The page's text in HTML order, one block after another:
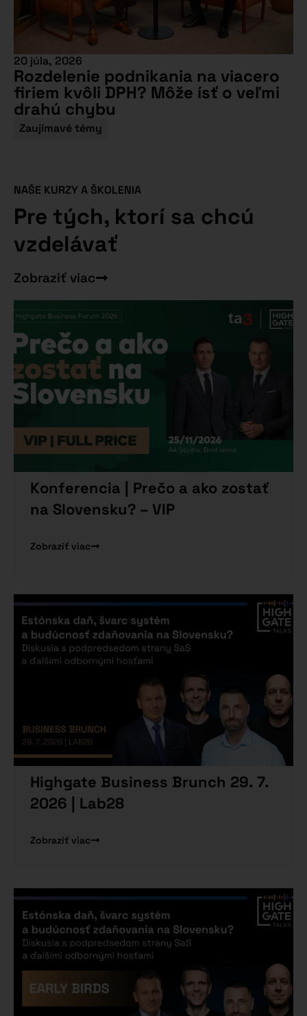
20 júla, 2026
Rozdelenie podnikania na viacero
firiem kvôli DPH? Môže ísť o veľmi
drahú chybu
Zaujímavé témy
NAŠE KURZY A ŠKOLENIA
Pre tých, ktorí sa chcú
vzdelávať
Zobraziť viac
Konferencia | Prečo a ako zostať
na Slovensku? – VIP
Zobraziť viac
Highgate Business Brunch 29. 7.
2026 | Lab28
Zobraziť viac